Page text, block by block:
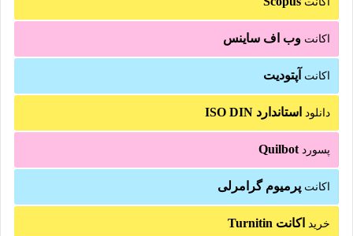
اکانت وب اف ساینس
اکانت آپتودیت
دانلود استاندارد ISO DIN
پسوردQuilbot
اکانت پرمیوم گرامرلی
خرید اکانت Turnitin